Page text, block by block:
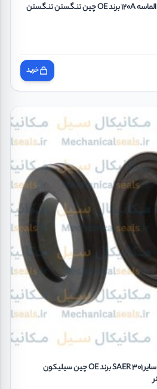
سیل مکانیکی فیبر و فنر نافی الماسه 120A برند OE چین تنگستن تنگستن
خرید
سیل مکانیکی فیبر و فنر نافی سایر SAER 301 برند OE چین سیلیکون